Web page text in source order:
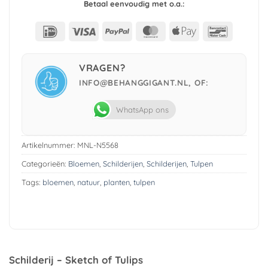
Betaal eenvoudig met o.a.:
IDeal Visa PayPal MasterCard
Apple
VRAGEN?
INFO@BEHANGGIGANT.NL, OF:
WhatsApp ons
Artikelnummer: MNL-N5568
Categorieën: Bloemen, Schilderijen, Schilderijen, Tulpen
Tags: bloemen, natuur, planten, tulpen
Schilderij – Sketch of Tulips